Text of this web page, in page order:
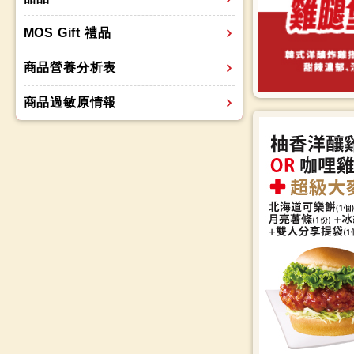
MOS Gift 禮品
商品營養分析表
商品過敏原情報